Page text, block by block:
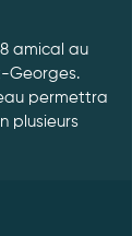
amical au
Georges.
permettra
plusieurs